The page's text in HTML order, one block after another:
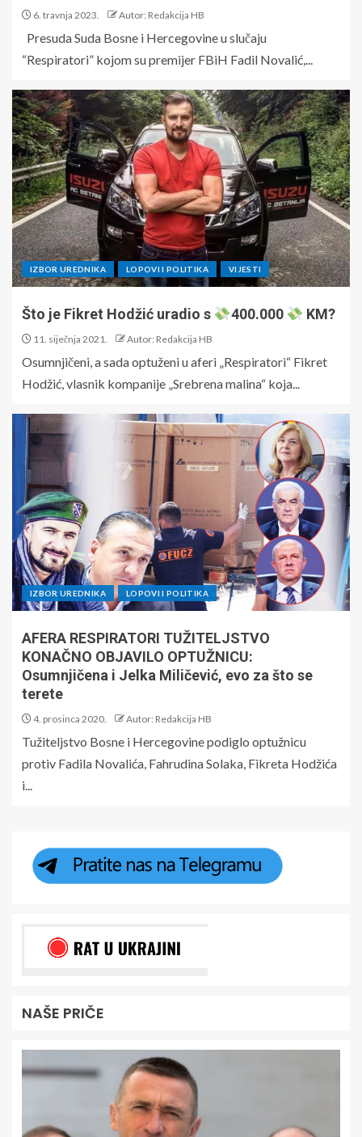
6. travnja 2023. Autor: Redakcija HB
Presuda Suda Bosne i Hercegovine u slučaju
“Respiratori” kojom su premijer FBiH Fadil Novalić,...
IZBOR UREDNIKA LOPOVI I POLITIKA VIJESTI
Što je Fikret Hodžić uradio s 400.000 KM?
11. siječnja 2021. Autor: Redakcija HB
Osumnjičeni, a sada optuženi u aferi „Respiratori“ Fikret
Hodžić, vlasnik kompanije „Srebrena malina“ koja...
IZBOR UREDNIKA LOPOVI I POLITIKA
AFERA RESPIRATORI TUŽITELJSTVO
KONAČNO OBJAVILO OPTUŽNICU:
Osumnjičena i Jelka Miličević, evo za što se
terete
4. prosinca 2020. Autor: Redakcija HB
Tužiteljstvo Bosne i Hercegovine podiglo optužnicu
protiv Fadila Novalića, Fahrudina Solaka, Fikreta Hodžića
i...
NAŠE PRIČE